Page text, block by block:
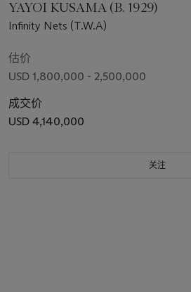
YAYOI KUSAMA (B. 1929)
Infinity Nets (T.W.A)
估价
USD 1,800,000 - 2,500,000
成交价
USD 4,140,000
关注